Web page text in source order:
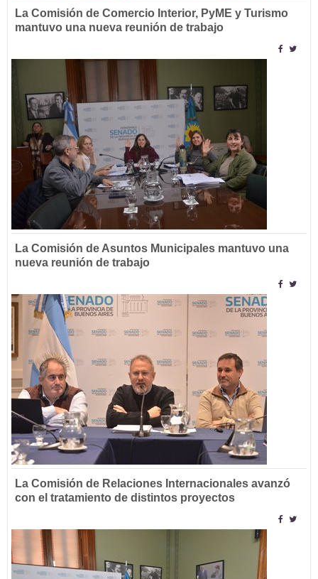
La Comisión de Comercio Interior, PyME y Turismo
mantuvo una nueva reunión de trabajo
La Comisión de Asuntos Municipales mantuvo una
nueva reunión de trabajo
La Comisión de Relaciones Internacionales avanzó
con el tratamiento de distintos proyectos